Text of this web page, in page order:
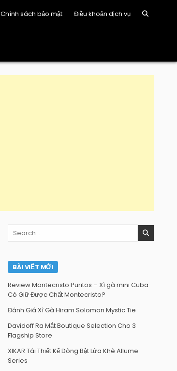
Chính sách bảo mật Điều khoản dịch vụ
Search
for:
BÀI VIẾT MỚI
Review Montecristo Puritos – Xì gà mini Cuba
Có Giữ Được Chất Montecristo?
Đánh Giá Xì Gà Hiram Solomon Mystic Tie
Davidoff Ra Mắt Boutique Selection Cho 3
Flagship Store
XIKAR Tái Thiết Kế Dòng Bật Lửa Khè Allume
Series